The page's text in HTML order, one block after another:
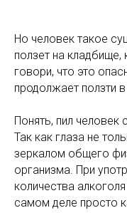
Но человек такое
ползет на кладбище,
говори, что это
продолжает ползти
Понять, пил человек
Так как глаза не
зеркалом общего
организма. При
количества
самом деле просто